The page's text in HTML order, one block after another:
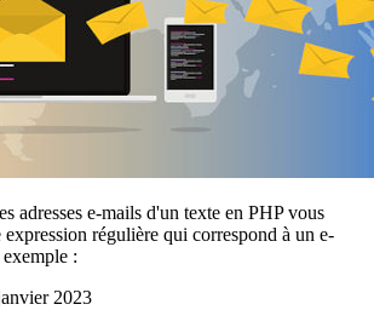
adresses e-mails d'un texte en PHP vous
régulière qui correspond à un e-
:
2023